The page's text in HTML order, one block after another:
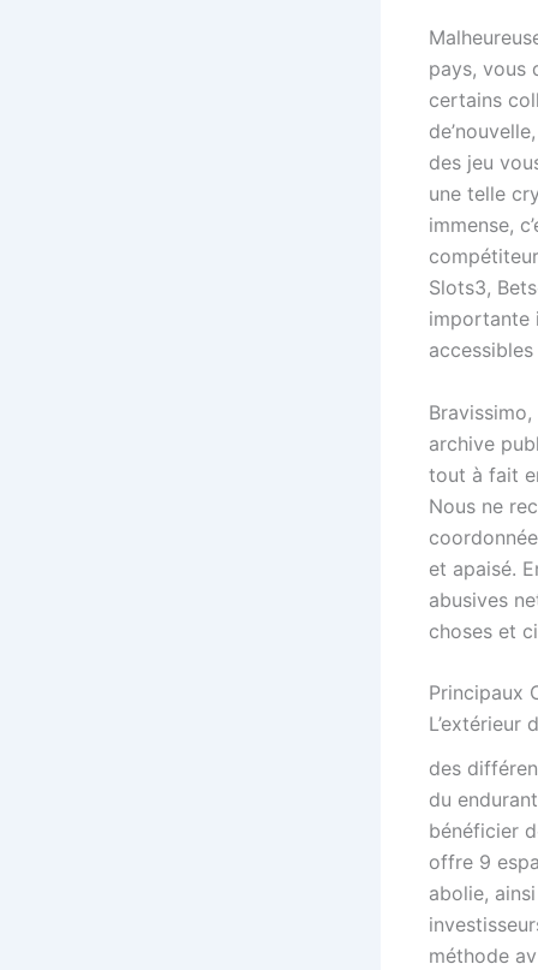
pays, vous
certains
des jeu
une telle
immense,
Slots3,
importante
archive
tout à fait
Nous ne
et apaisé.
abusives
choses et
Principaux
L’extérieur
des
du
bénéficier
offre 9
abolie,
méthode